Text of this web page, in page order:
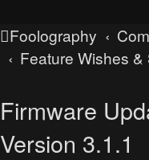
Foolography
Feature Wishes
Firmware
Version 3.1.1